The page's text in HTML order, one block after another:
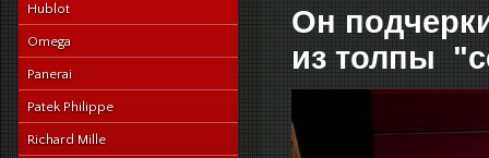
Hublot
Omega
Panerai
Patek Philippe
Richard Mille
Он
из толпы